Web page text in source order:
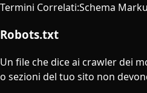
Termini Correlati:Schema
Robots.txt
Un file che dice ai crawler dei
o sezioni del tuo sito non